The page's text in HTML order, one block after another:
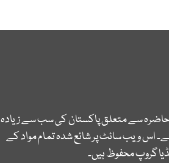
حاضرہ سے متعلق پاکستان کی سب سے زیادہ
اس ویب سائٹ پر شائع شدہ تمام مواد کے
گروپ محفوظ ہیں۔